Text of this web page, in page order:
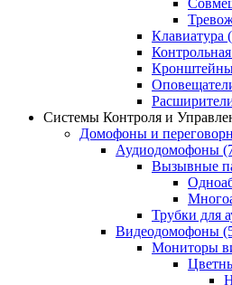
Клавиатура
Системы Контроля и
Домофоны и
Аудиодомофоны
Вызывные
Трубки для
Видеодомофоны
Мониторы